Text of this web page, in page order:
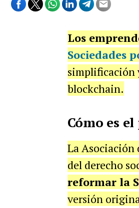
Los
Sociedades
simplificación
blockchain.
Cómo es
La Asociación
del derecho
reformar la
versión